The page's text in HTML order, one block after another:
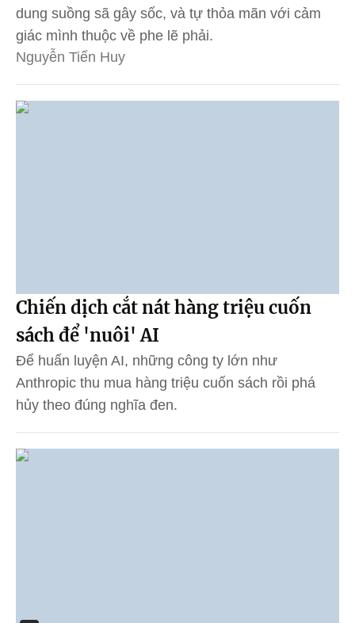
dung suồng sã gây sốc, và tự thỏa mãn với cảm
giác mình thuộc về phe lẽ phải.
Nguyễn Tiến Huy
Chiến dịch cắt nát hàng triệu cuốn
sách để 'nuôi' AI
Để huấn luyện AI, những công ty lớn như
Anthropic thu mua hàng triệu cuốn sách rồi phá
hủy theo đúng nghĩa đen.